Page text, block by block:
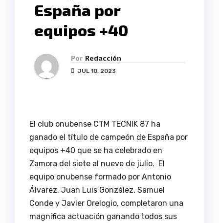
España por
equipos +40
Por Redacción
JUL 10, 2023
El club onubense CTM TECNIK 87 ha
ganado el título de campeón de España por
equipos +40 que se ha celebrado en
Zamora del siete al nueve de julio. El
equipo onubense formado por Antonio
Álvarez, Juan Luis González, Samuel
Conde y Javier Orelogio, completaron una
magnifica actuación ganando todos sus